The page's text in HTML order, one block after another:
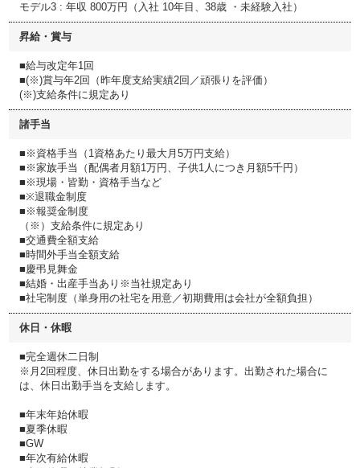
モデル3 : 年収 800万円（入社 10年目、38歳 ・未経験入社）
昇給・賞与
■給与改定年1回
■(※)賞与年2回（昨年度支給実績2回／頑張りを評価）
(※)支給条件に規定あり
諸手当
■※資格手当（1資格あたり最大月5万円支給）
■※家族手当（配偶者月額1万円、子供1人につき月額5千円）
■※現場・皆勤・資格手当など
■※退職金制度
■※報奨金制度
（※）支給条件に規定あり
■交通費全額支給
■時間外手当全額支給
■慶弔見舞金
■結婚・出産手当あり※当社規定あり
■社宅制度（単身用の社宅を用意／初期費用は会社が全額負担）
休日・休暇
■完全週休二日制
※月2回程度、休日出勤をする場合があります。出勤された場合に
は、休日出勤手当を支給します。
■年末年始休暇
■夏季休暇
■GW
■年次有給休暇